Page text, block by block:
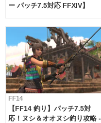
ー パッチ7.5対応 FFXIV】
FF14
【FF14 釣り】パッチ7.5対
応！ヌシ＆オオヌシ釣り攻略 -